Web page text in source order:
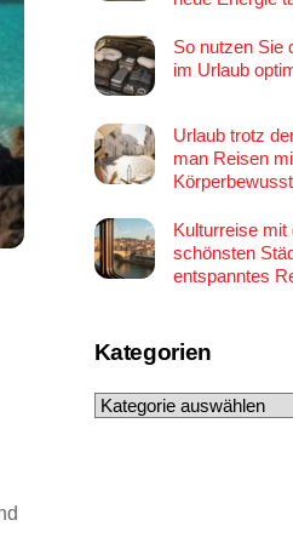
So nutzen Sie
im Urlaub
Urlaub trotz
man Reisen
Kulturreise mit
schönsten
entspanntes
Kategorien
Kategorien